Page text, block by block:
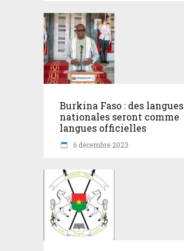
Burkina Faso : des langues
nationales seront comme
langues officielles
6 décembre 2023